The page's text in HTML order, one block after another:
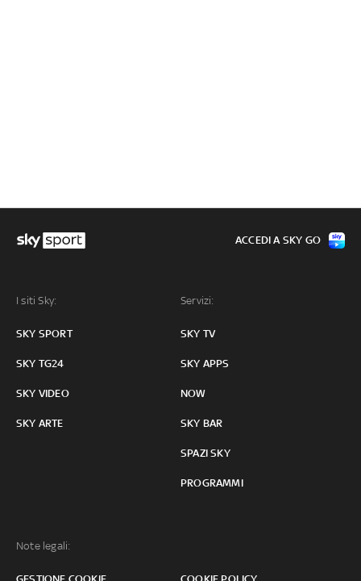
I siti Sky:
SKY SPORT
SKY TG24
SKY VIDEO
SKY ARTE
Servizi:
SKY TV
SKY APPS
NOW
SKY BAR
SPAZI SKY
PROGRAMMI
Note legali:
ACCEDI A SKY GO